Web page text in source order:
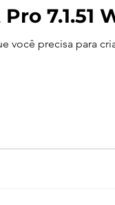
Softwares CAD
7.1.51
você precisa para